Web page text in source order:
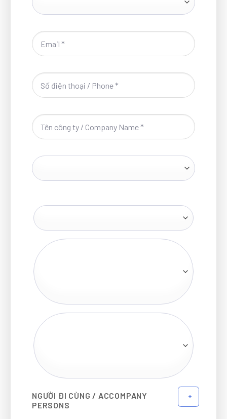
NGƯỜI ĐI CÙNG / ACCOMPANY
PERSONS